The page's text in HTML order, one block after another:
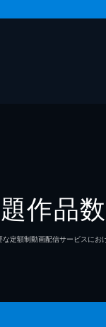
作品数
定額制動画配信サービスにお